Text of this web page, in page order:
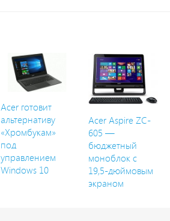
Acer готовит
альтернативу
«Хромбукам»
под
управлением
Windows 10
Acer Aspire ZC-
605 —
бюджетный
моноблок с
19,5-дюймовым
экраном